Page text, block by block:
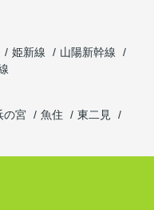
姫新線
山陽新幹線
の宮 魚住
東二見